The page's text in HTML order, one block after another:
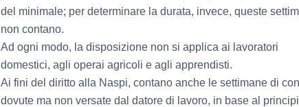
del minimale; per determinare la durata, invece, queste
non contano.
Ad ogni modo, la disposizione non si applica ai lavoratori
domestici, agli operai agricoli e agli apprendisti.
Ai fini del diritto alla Naspi, contano anche le settimane di
dovute ma non versate dal datore di lavoro, in base al